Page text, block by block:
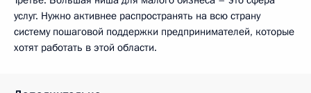
услуг. Нужно активнее распространять на всю страну
систему пошаговой поддержки предпринимателей, которые
хотят работать в этой области.